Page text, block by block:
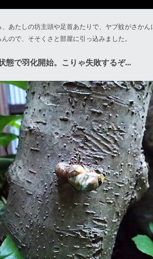
あたしの坊主頭や足首あたりで、ヤブ蚊がさかん
ので、そそくさと部屋に引っ込みました。
態で羽化開始。こりゃ失敗するぞ...